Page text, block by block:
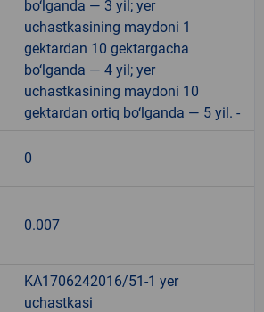
bo‘lganda — 3 yil; yer
uchastkasining maydoni 1
gektardan 10 gektargacha
bo‘lganda — 4 yil; yer
uchastkasining maydoni 10
gektardan ortiq bo‘lganda — 5 yil. -
0
0.007
KA1706242016/51-1 yer
uchastkasi